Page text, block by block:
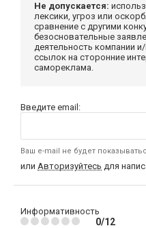
Не допускается:
лексики, угроз или
сравнение с другими
безосновательные
деятельность компании
ссылок на сторонние
самореклама.
Введите email:
Ваш e-mail не будет
или Авторизуйтесь для
Информативность
0/12